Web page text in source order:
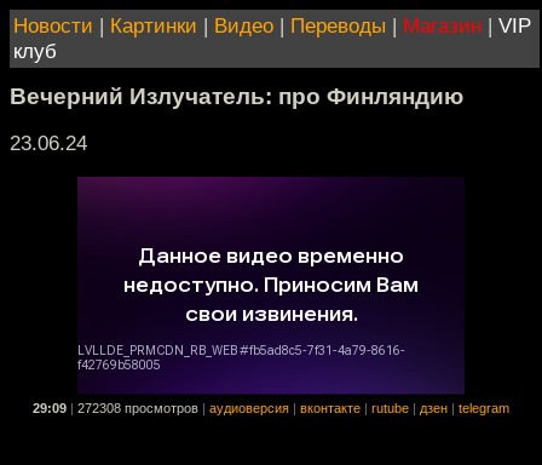
Новости | Картинки | Видео | Переводы | Магазин | VIP
клуб
Вечерний Излучатель: про Финляндию
23.06.24
29:09 272308 просмотров аудиоверсия вконтакте rutube дзен telegram